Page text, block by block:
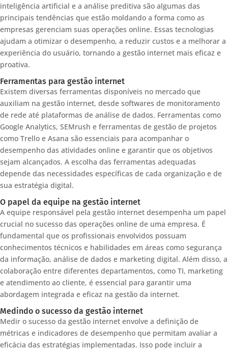
inteligência artificial e a análise preditiva são algumas das
principais tendências que estão moldando a forma como as
empresas gerenciam suas operações online. Essas tecnologias
ajudam a otimizar o desempenho, a reduzir custos e a melhorar a
experiência do usuário, tornando a gestão internet mais eficaz e
proativa.
Ferramentas para gestão internet
Existem diversas ferramentas disponíveis no mercado que
auxiliam na gestão internet, desde softwares de monitoramento
de rede até plataformas de análise de dados. Ferramentas como
Google Analytics, SEMrush e ferramentas de gestão de projetos
como Trello e Asana são essenciais para acompanhar o
desempenho das atividades online e garantir que os objetivos
sejam alcançados. A escolha das ferramentas adequadas
depende das necessidades específicas de cada organização e de
sua estratégia digital.
O papel da equipe na gestão internet
A equipe responsável pela gestão internet desempenha um papel
crucial no sucesso das operações online de uma empresa. É
fundamental que os profissionais envolvidos possuam
conhecimentos técnicos e habilidades em áreas como segurança
da informação, análise de dados e marketing digital. Além disso, a
colaboração entre diferentes departamentos, como TI, marketing
e atendimento ao cliente, é essencial para garantir uma
abordagem integrada e eficaz na gestão da internet.
Medindo o sucesso da gestão internet
Medir o sucesso da gestão internet envolve a definição de
métricas e indicadores de desempenho que permitam avaliar a
eficácia das estratégias implementadas. Isso pode incluir a